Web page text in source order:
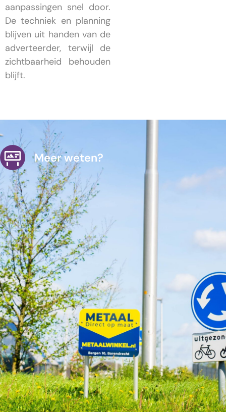
aanpassingen snel door.
De techniek en planning
blijven uit handen van de
adverteerder, terwijl de
zichtbaarheid behouden
blijft.
Meer weten?